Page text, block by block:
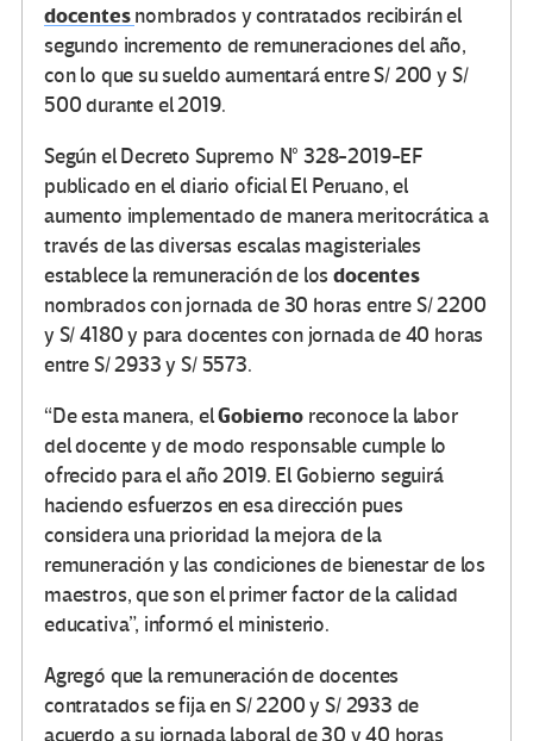
docentesnombrados y contratados recibirán el
segundo incremento de remuneraciones del año,
con lo que su sueldo aumentará entre S/ 200 y S/
500 durante el 2019.
Según el Decreto Supremo N° 328-2019-EF
publicado en el diario oficial El Peruano, el
aumento implementado de manera meritocrática a
través de las diversas escalas magisteriales
establece la remuneración de losdocentes
nombrados con jornada de 30 horas entre S/ 2200
y S/ 4180 y para docentes con jornada de 40 horas
entre S/ 2933 y S/ 5573.
“De esta manera, elGobierno reconoce la labor
del docente y de modo responsable cumple lo
ofrecido para el año 2019. El Gobierno seguirá
haciendo esfuerzos en esa dirección pues
considera una prioridad la mejora de la
remuneración y las condiciones de bienestar de los
maestros, que son el primer factor de la calidad
educativa”, informó el ministerio.
Agregó que la remuneración de docentes
contratados se fija en S/ 2200 y S/ 2933 de
acuerdo a su jornada laboral de 30 y 40 horas